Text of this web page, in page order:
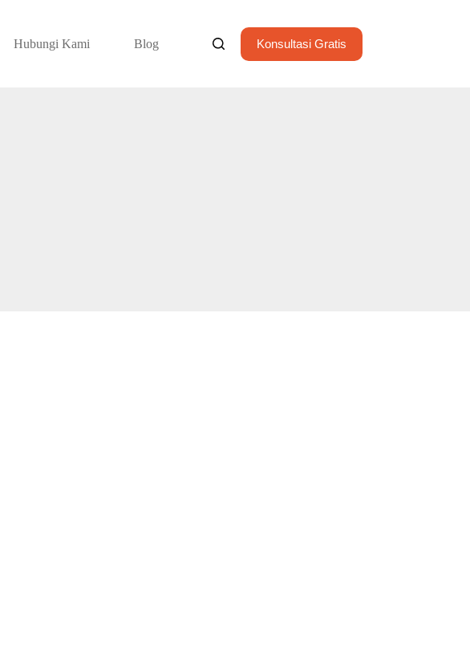
Hubungi Kami Blog Konsultasi Gratis